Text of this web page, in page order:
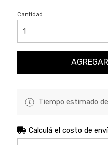
Cantidad
Tiempo estimado
Calculá el costo de